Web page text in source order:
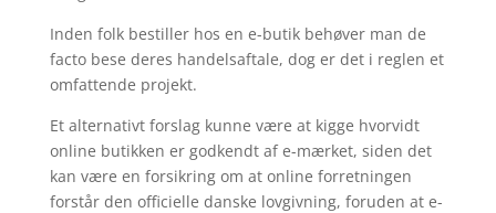
Inden folk bestiller hos en e-butik behøver man de
facto bese deres handelsaftale, dog er det i reglen et
omfattende projekt.
Et alternativt forslag kunne være at kigge hvorvidt
online butikken er godkendt af e-mærket, siden det
kan være en forsikring om at online forretningen
forstår den officielle danske lovgivning, foruden at e-